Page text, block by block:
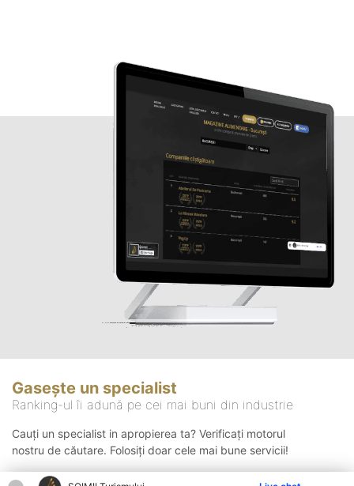
Gasește un specialist
Ranking-ul îi adună pe cei mai buni din industrie
Cauți un specialist in apropierea ta? Verificați motorul
nostru de căutare. Folosiți doar cele mai bune servicii!